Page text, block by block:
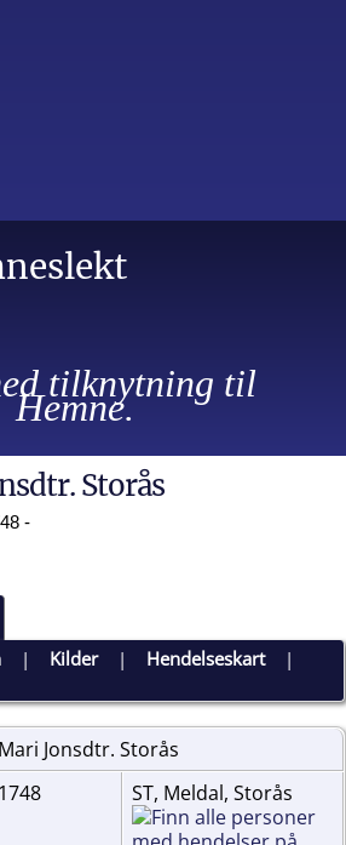
tilknytning til
Hemne.
Storås
-
| Kilder| Hendelseskart|
Mari Jonsdtr. Storås
1748 ST, Meldal, Storås